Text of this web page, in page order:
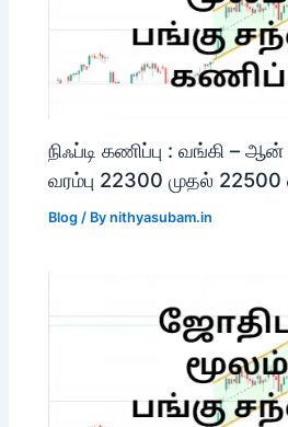
நிஃப்டி கணிப்பு : வங்கி – ஆன்
வரம்பு 22300 முதல்
Blog / Bynithyasubam.in